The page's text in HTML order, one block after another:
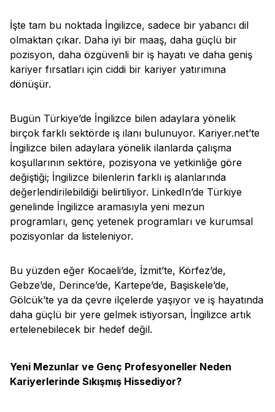
İşte tam bu noktada İngilizce, sadece bir yabancı dil
olmaktan çıkar. Daha iyi bir maaş, daha güçlü bir
pozisyon, daha özgüvenli bir iş hayatı ve daha geniş
kariyer fırsatları için ciddi bir kariyer yatırımına
dönüşür.
Bugün Türkiye’de İngilizce bilen adaylara yönelik
birçok farklı sektörde iş ilanı bulunuyor. Kariyer.net’te
İngilizce bilen adaylara yönelik ilanlarda çalışma
koşullarının sektöre, pozisyona ve yetkinliğe göre
değiştiği; İngilizce bilenlerin farklı iş alanlarında
değerlendirilebildiği belirtiliyor. LinkedIn’de Türkiye
genelinde İngilizce aramasıyla yeni mezun
programları, genç yetenek programları ve kurumsal
pozisyonlar da listeleniyor.
Bu yüzden eğer Kocaeli’de, İzmit’te, Körfez’de,
Gebze’de, Derince’de, Kartepe’de, Başiskele’de,
Gölcük’te ya da çevre ilçelerde yaşıyor ve iş hayatında
daha güçlü bir yere gelmek istiyorsan, İngilizce artık
ertelenebilecek bir hedef değil.
Yeni Mezunlar ve Genç Profesyoneller Neden
Kariyerlerinde Sıkışmış Hissediyor?